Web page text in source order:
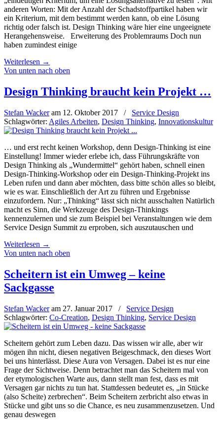
anderen Worten: Mit der Anzahl der Schadstoffpartikel haben wir
ein Kriterium, mit dem bestimmt werden kann, ob eine Lösung
richtig oder falsch ist. Design Thinking wäre hier eine ungeeignete
Herangehensweise. Erweiterung des Problemraums Doch nun
haben zumindest einige
Weiterlesen →
Von unten nach oben
Design Thinking braucht kein Projekt …
Stefan Wackeram 12. Oktober 2017 /
Service Design
Schlagwörter: Agiles Arbeiten, Design Thinking, Innovationskultur
… und erst recht keinen Workshop, denn Design-Thinking ist eine
Einstellung! Immer wieder erlebe ich, dass Führungskräfte von
Design Thinking als „Wundermittel“ gehört haben, schnell einen
Design-Thinking-Workshop oder ein Design-Thinking-Projekt ins
Leben rufen und dann aber möchten, dass bitte schön alles so bleibt,
wie es war. Einschließlich der Art zu führen und Ergebnisse
einzufordern. Nur: „Thinking“ lässt sich nicht ausschalten Natürlich
macht es Sinn, die Werkzeuge des Design-Thinkings
kennenzulernen und sie zum Beispiel bei Veranstaltungen wie dem
Service Design Summit zu erproben, sich auszutauschen und
Weiterlesen →
Von unten nach oben
Scheitern ist ein Umweg – keine
Sackgasse
Stefan Wackeram 27. Januar 2017 /
Service Design
Schlagwörter: Co-Creation, Design Thinking, Service Design
Scheitern gehört zum Leben dazu. Das wissen wir alle, aber wir
mögen ihn nicht, diesen negativen Beigeschmack, den dieses Wort
bei uns hinterlässt. Diese Aura von Versagen. Dabei ist es nur eine
Frage der Sichtweise. Denn betrachtet man das Scheitern mal von
der etymologischen Warte aus, dann stellt man fest, dass es mit
Versagen gar nichts zu tun hat. Stattdessen bedeutet es, „in Stücke
(also Scheite) zerbrechen“. Beim Scheitern zerbricht also etwas in
Stücke und gibt uns so die Chance, es neu zusammenzusetzen. Und
genau deswegen